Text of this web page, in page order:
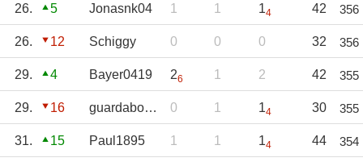
26. 5 Jonasnk04 1 1 14 42 356
26. 12 Schiggy 0 0 0 32 356
29. 4 Bayer0419 26 1 2 42 355
29. 16 guardabosque96 0 1 14 30 355
31. 15 Paul1895 1 1 14 44 354